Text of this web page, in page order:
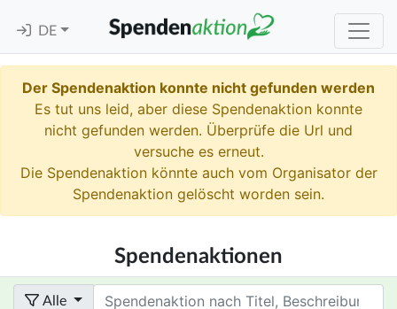
DE
Der Spendenaktion konnte nicht gefunden werden
Es tut uns leid, aber diese Spendenaktion konnte
nicht gefunden werden. Überprüfe die Url und
versuche es erneut.
Die Spendenaktion könnte auch vom Organisator der
Spendenaktion gelöscht worden sein.
Spendenaktionen
Alle Term